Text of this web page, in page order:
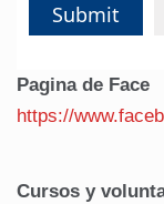
Submit
Pagina de Face
https://
Cursos y